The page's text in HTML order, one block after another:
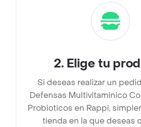
2. Elige tu
Si deseas realizar un
Defensas Multivitaminico
Probioticos en Rappi,
tienda en la que deseas